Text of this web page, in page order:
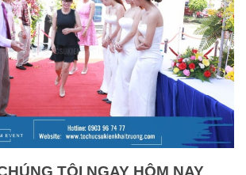
TÔI NGAY HÔM NAY